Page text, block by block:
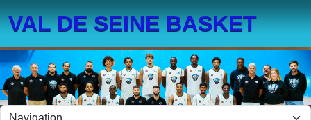
VAL DE SEINE BASKET